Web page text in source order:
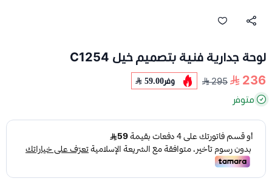
لوحة جدارية فنية بتصميم خيل C1254
236
295 وفر59.00
متوفر